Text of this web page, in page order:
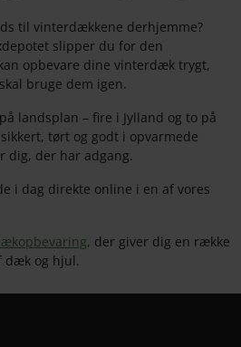
til vinterdækkene derhjemme?
slipper du for den
opbevare dine vinterdæk trygt,
bruge dem igen.
landsplan – fire i Jylland og to på
tørt og godt i opvarmede
dig, der har adgang.
i dag direkte online i en af vores
, der giver dig en række
dæk og hjul.